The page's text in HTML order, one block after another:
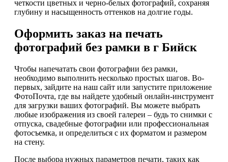
четкости цветных и черно-белых фотографий, сохраняя
глубину и насыщенность оттенков на долгие годы.
Оформить заказ на печать
фотографий без рамки в г Бийск
Чтобы напечатать свои фотографии без рамки,
необходимо выполнить несколько простых шагов. Во-
первых, зайдите на наш сайт или запустите приложение
ФотоПочта, где вы найдете удобный онлайн-инструмент
для загрузки ваших фотографий. Вы можете выбрать
любые изображения из своей галереи – будь то снимки с
отпуска, свадебные фотографии или профессиональная
фотосъемка, и определиться с их форматом и размером
на стену.
После выбора нужных параметров печати, таких как